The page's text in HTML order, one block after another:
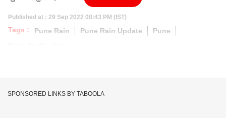
Published at : 29 Sep 2022 08:43 PM (IST)
Tags : Pune Rain Pune Rain Update
Pune
SPONSORED LINKS BY TABOOLA